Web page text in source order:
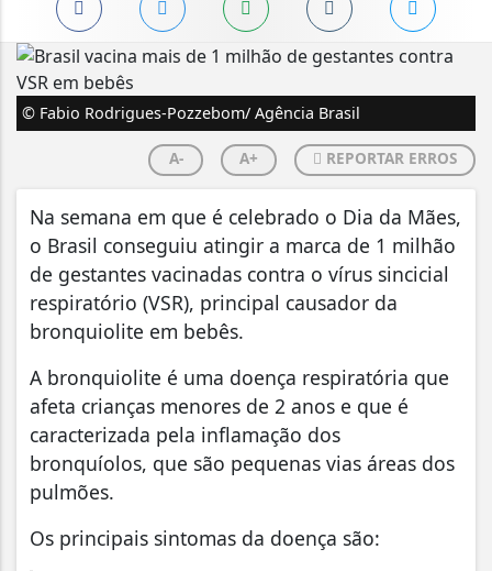
© Fabio Rodrigues-Pozzebom/ Agência Brasil
A- A+ REPORTAR ERROS
Na semana em que é celebrado o Dia da Mães,
o Brasil conseguiu atingir a marca de 1 milhão
de gestantes vacinadas contra o vírus sincicial
respiratório (VSR), principal causador da
bronquiolite em bebês.
A bronquiolite é uma doença respiratória que
afeta crianças menores de 2 anos e que é
caracterizada pela inflamação dos
bronquíolos, que são pequenas vias áreas dos
pulmões.
Os principais sintomas da doença são: